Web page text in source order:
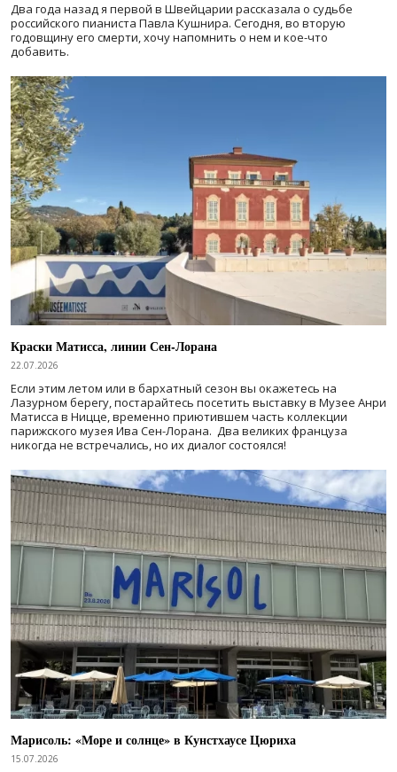
Два года назад я первой в Швейцарии рассказала о судьбе
российского пианиста Павла Кушнира. Сегодня, во вторую
годовщину его смерти, хочу напомнить о нем и кое-что
добавить.
Краски Матисса, линии Сен-Лорана
22.07.2026
Если этим летом или в бархатный сезон вы окажетесь на
Лазурном берегу, постарайтесь посетить выставку в Музее Анри
Матисса в Ницце, временно приютившем часть коллекции
парижского музея Ива Сен-Лорана. Два великих француза
никогда не встречались, но их диалог состоялся!
Марисоль: «Море и солнце» в Кунстхаусе Цюриха
15.07.2026